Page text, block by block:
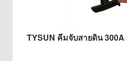
TYSUN คีมจับสายดิน 300A